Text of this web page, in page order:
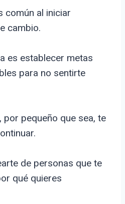
común al iniciar
cambio.
es establecer metas
para no sentirte
por pequeño que sea, te
de personas que te
qué quieres